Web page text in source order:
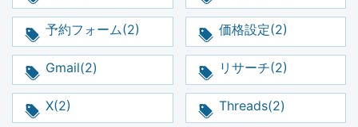
予約フォーム(2) 価格設定(2)
Gmail(2) リサーチ(2)
X(2) Threads(2)